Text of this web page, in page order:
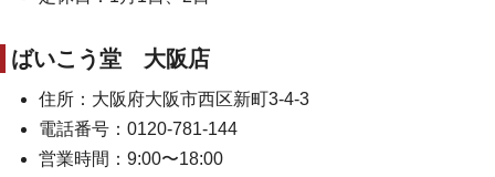
ばいこう堂 大阪店
住所：大阪府大阪市西区新町3-4-3
電話番号：0120-781-144
営業時間：9:00〜18:00